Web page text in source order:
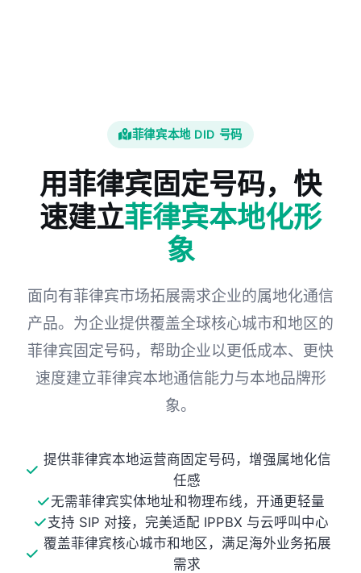
菲律宾本地 DID 号码
用菲律宾固定号码，快
速建立菲律宾本地化形
象
面向有菲律宾市场拓展需求企业的属地化通信
产品。为企业提供覆盖全球核心城市和地区的
菲律宾固定号码，帮助企业以更低成本、更快
速度建立菲律宾本地通信能力与本地品牌形
象。
提供菲律宾本地运营商固定号码，增强属地化信
任感
无需菲律宾实体地址和物理布线，开通更轻量
支持 SIP 对接，完美适配 IPPBX 与云呼叫中心
覆盖菲律宾核心城市和地区，满足海外业务拓展
需求